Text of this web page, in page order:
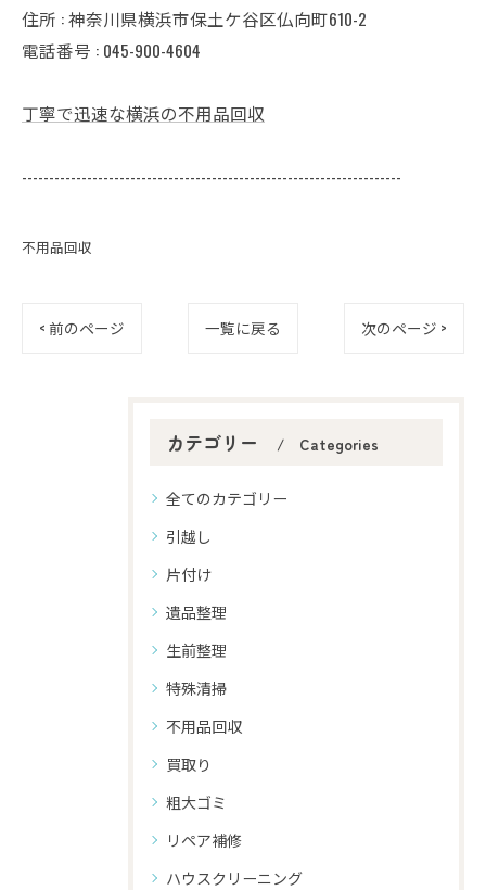
住所 : 神奈川県横浜市保土ケ谷区仏向町610-2
電話番号 : 045-900-4604
丁寧で迅速な横浜の不用品回収
----------------------------------------------------------------------
不用品回収
< 前のページ 一覧に戻る 次のページ >
カテゴリー Categories
全てのカテゴリー
引越し
片付け
遺品整理
生前整理
特殊清掃
不用品回収
買取り
粗大ゴミ
リペア補修
ハウスクリーニング